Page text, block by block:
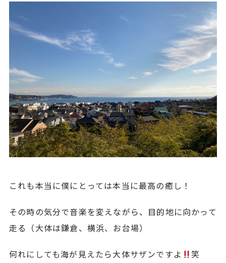
これも本当に僕にとっては本当に最高の癒し！
その時の気分で音楽を変えながら、目的地に向かって
走る（大体は鎌倉、横浜、お台場）
何れにしても海が見えたら大体サザンですよ 笑